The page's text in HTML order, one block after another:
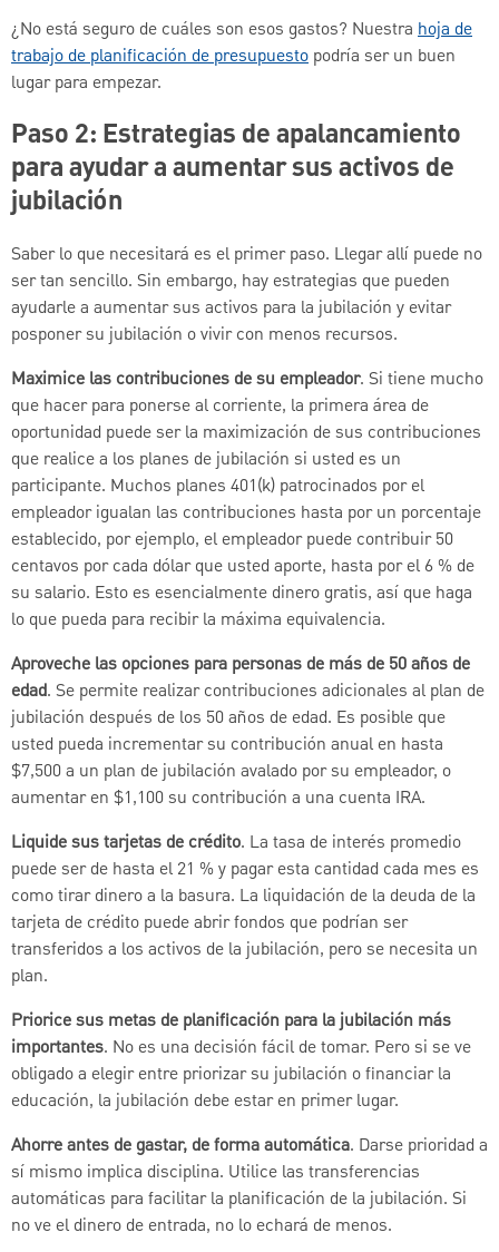
¿No está seguro de cuáles son esos gastos? Nuestra hoja de
trabajo de planificación de presupuesto podría ser un buen
lugar para empezar.
Paso 2: Estrategias de apalancamiento
para ayudar a aumentar sus activos de
jubilación
Saber lo que necesitará es el primer paso. Llegar allí puede no
ser tan sencillo. Sin embargo, hay estrategias que pueden
ayudarle a aumentar sus activos para la jubilación y evitar
posponer su jubilación o vivir con menos recursos.
Maximice las contribuciones de su empleador. Si tiene mucho
que hacer para ponerse al corriente, la primera área de
oportunidad puede ser la maximización de sus contribuciones
que realice a los planes de jubilación si usted es un
participante. Muchos planes 401(k) patrocinados por el
empleador igualan las contribuciones hasta por un porcentaje
establecido, por ejemplo, el empleador puede contribuir 50
centavos por cada dólar que usted aporte, hasta por el 6 % de
su salario. Esto es esencialmente dinero gratis, así que haga
lo que pueda para recibir la máxima equivalencia.
Aproveche las opciones para personas de más de 50 años de
edad. Se permite realizar contribuciones adicionales al plan de
jubilación después de los 50 años de edad. Es posible que
usted pueda incrementar su contribución anual en hasta
$7,500 a un plan de jubilación avalado por su empleador, o
aumentar en $1,100 su contribución a una cuenta IRA.
Liquide sus tarjetas de crédito. La tasa de interés promedio
puede ser de hasta el 21 % y pagar esta cantidad cada mes es
como tirar dinero a la basura. La liquidación de la deuda de la
tarjeta de crédito puede abrir fondos que podrían ser
transferidos a los activos de la jubilación, pero se necesita un
plan.
Priorice sus metas de planificación para la jubilación más
importantes. No es una decisión fácil de tomar. Pero si se ve
obligado a elegir entre priorizar su jubilación o financiar la
educación, la jubilación debe estar en primer lugar.
Ahorre antes de gastar, de forma automática. Darse prioridad a
sí mismo implica disciplina. Utilice las transferencias
automáticas para facilitar la planificación de la jubilación. Si
no ve el dinero de entrada, no lo echará de menos.